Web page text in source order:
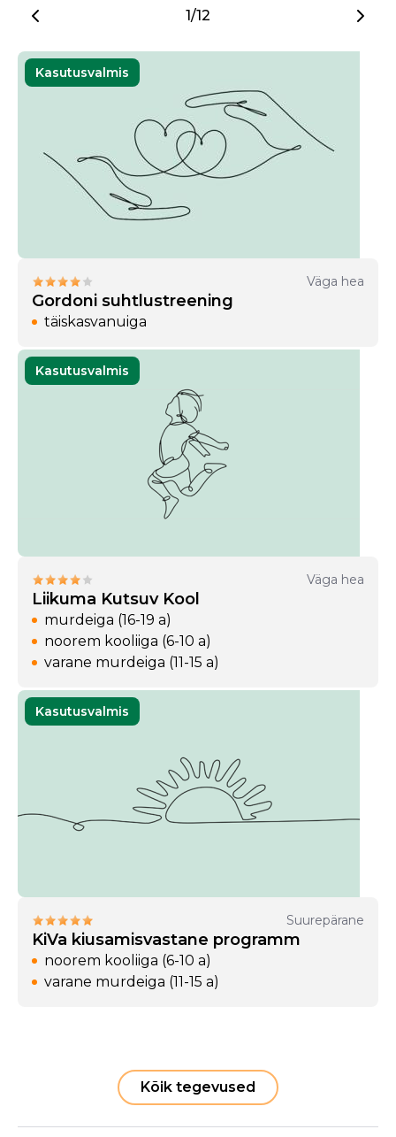
1/12
Kasutusvalmis
Väga hea
Gordoni suhtlustreening
täiskasvanuiga
Kasutusvalmis
Väga hea
Liikuma Kutsuv Kool
murdeiga (16-19 a)
noorem kooliiga (6-10 a)
varane murdeiga (11-15 a)
Kasutusvalmis
Suurepärane
KiVa kiusamisvastane programm
noorem kooliiga (6-10 a)
varane murdeiga (11-15 a)
Kõik tegevused